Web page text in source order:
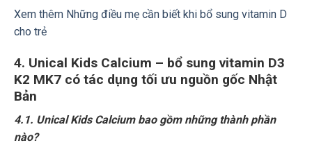
Xem thêm Những điều mẹ cần biết khi bổ sung vitamin D
cho trẻ
4. Unical Kids Calcium – bổ sung vitamin D3
K2 MK7 có tác dụng tối ưu nguồn gốc Nhật
Bản
4.1. Unical Kids Calcium bao gồm những thành phần
nào?